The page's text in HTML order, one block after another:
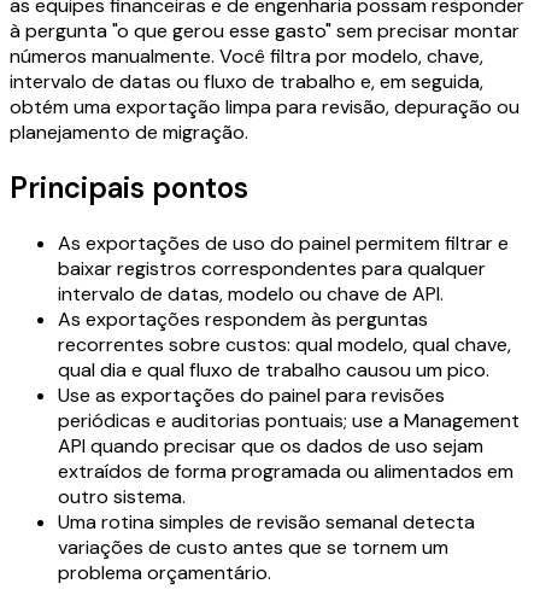
as equipes financeiras e de engenharia possam responder
à pergunta "o que gerou esse gasto" sem precisar montar
números manualmente. Você filtra por modelo, chave,
intervalo de datas ou fluxo de trabalho e, em seguida,
obtém uma exportação limpa para revisão, depuração ou
planejamento de migração.
Principais pontos
As exportações de uso do painel permitem filtrar e
baixar registros correspondentes para qualquer
intervalo de datas, modelo ou chave de API.
As exportações respondem às perguntas
recorrentes sobre custos: qual modelo, qual chave,
qual dia e qual fluxo de trabalho causou um pico.
Use as exportações do painel para revisões
periódicas e auditorias pontuais; use a Management
API quando precisar que os dados de uso sejam
extraídos de forma programada ou alimentados em
outro sistema.
Uma rotina simples de revisão semanal detecta
variações de custo antes que se tornem um
problema orçamentário.